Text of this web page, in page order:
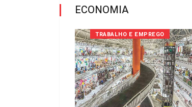
ECONOMIA
TRABALHO E EMPREGO